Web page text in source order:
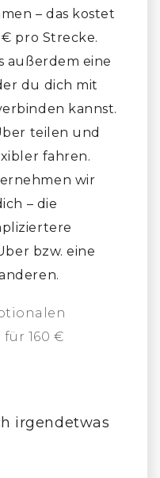
– das kostet
pro Strecke.
außerdem eine
du dich mit
kannst.
teilen und
fahren.
wir
– die
bzw. eine
160 €
irgendetwas